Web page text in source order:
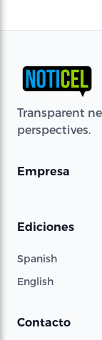
Transparent
perspectives.
Empresa
Ediciones
Spanish
English
Contacto